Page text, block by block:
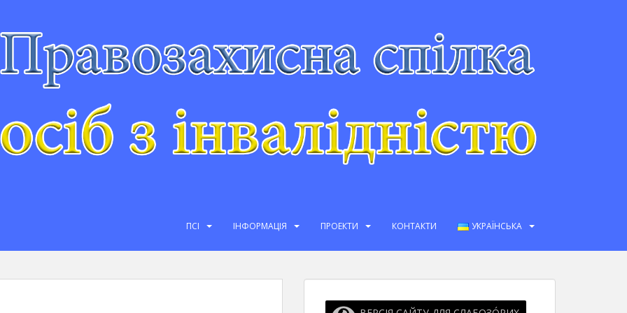
ПСІ ІНФОРМАЦІЯ ПРОЕКТИ КОНТАКТИ УКРАЇНСЬКА